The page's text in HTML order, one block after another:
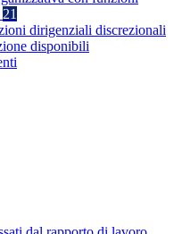
21
dirigenziali discrezionali
disponibili